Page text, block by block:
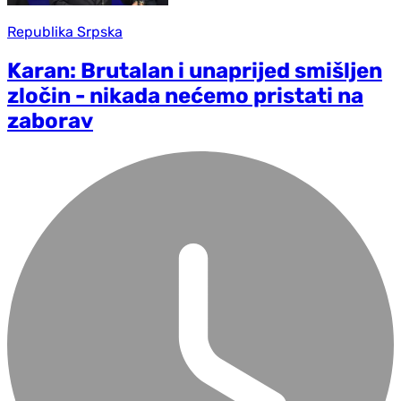
Republika Srpska
Karan: Brutalan i unaprijed smišljen
zločin - nikada nećemo pristati na
zaborav